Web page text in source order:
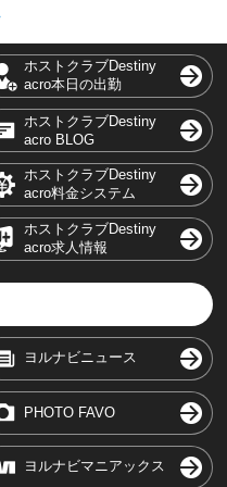
ホストクラブDestiny
acro本日の出勤
ホストクラブDestiny
acro BLOG
ホストクラブDestiny
acro料金システム
ホストクラブDestiny
acro求人情報
ヨルナビニュース
PHOTO FAVO
ヨルナビマニアックス